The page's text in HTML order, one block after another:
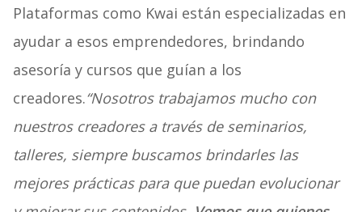
Plataformas como Kwai están especializadas en
ayudar a esos emprendedores, brindando
asesoría y cursos que guían a los
creadores.“Nosotros trabajamos mucho con
nuestros creadores a través de seminarios,
talleres, siempre buscamos brindarles las
mejores prácticas para que puedan evolucionar